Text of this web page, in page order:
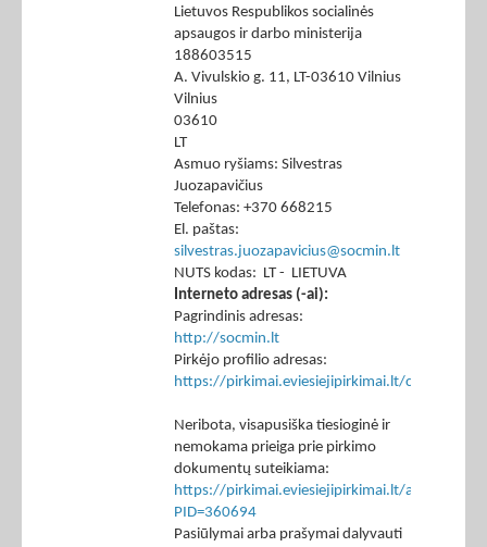
Lietuvos Respublikos socialinės
apsaugos ir darbo ministerija
188603515
A. Vivulskio g. 11, LT-03610 Vilnius
Vilnius
03610
LT
Asmuo ryšiams: Silvestras
Juozapavičius
Telefonas: +370 668215
El. paštas:
silvestras.juozapavicius@socmin.lt
NUTS kodas: LT - LIETUVA
Interneto adresas (-ai):
Pagrindinis adresas:
http://socmin.lt
Pirkėjo profilio adresas:
https://pirkimai.eviesiejipirkimai.lt/ctm/
Neribota, visapusiška tiesioginė ir
nemokama prieiga prie pirkimo
dokumentų suteikiama:
https://pirkimai.eviesiejipirkimai.lt/app/rfq/
PID=360694
Pasiūlymai arba prašymai dalyvauti